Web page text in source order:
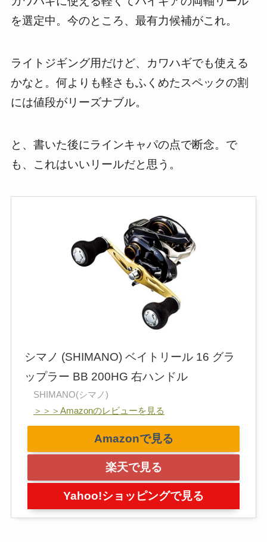
を選定中。今のところ、最有力候補がこれ。
ライトジギング用だけど、カワハギでも使える
かなと。何よりも軽さもふくめたスペックの割
には値段がリーズナブル。
と、書いた後にラインキャパの点で断念。で
も、これはいいリールだと思う。
シマノ (SHIMANO) ベイトリール 16 グラ
ップラー BB 200HG 右ハンドル
SHIMANO(シマノ)
＞＞＞Amazonのレビューを見る
Amazonで見る
楽天で見る
Yahoo!ショッピングで見る